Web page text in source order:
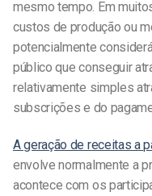
mesmo tempo. Em
custos de produção ou
potencialmente
público que conseguir
relativamente simples
subscrições e do
A geração de receitas a
envolve normalmente a
acontece com os